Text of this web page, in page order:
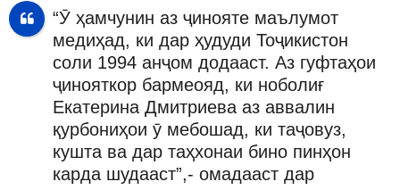
“Ӯ ҳамчунин аз ҷинояте маълумот
медиҳад, ки дар ҳудуди Тоҷикистон
соли 1994 анҷом додааст. Аз гуфтаҳои
ҷинояткор бармеояд, ки ноболиғ
Екатерина Дмитриева аз аввалин
қурбониҳои ӯ мебошад, ки таҷовуз,
кушта ва дар таҳхонаи бино пинҳон
карда шудааст”,- омадааст дар